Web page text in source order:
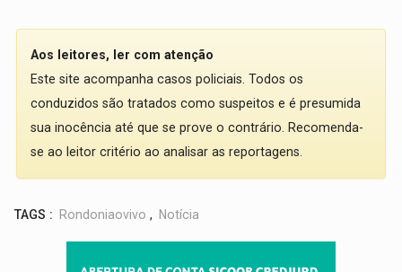
Aos leitores, ler com atenção
Este site acompanha casos policiais. Todos os
conduzidos são tratados como suspeitos e é presumida
sua inocência até que se prove o contrário. Recomenda-
se ao leitor critério ao analisar as reportagens.
TAGS : Rondoniaovivo , Notícia